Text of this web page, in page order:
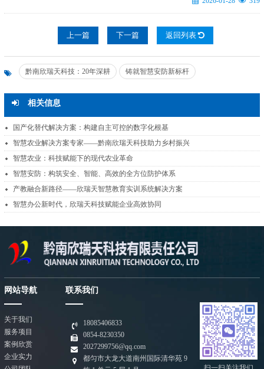
上一篇 下一篇 返回列表
黔南欣瑞天科技：20年深耕 铸就智慧安防新标杆
相关信息
国产化替代解决方案：构建自主可控的数字化根基
智慧农业解决方案专家——黔南欣瑞天科技助力乡村振兴
智慧农业：科技赋能下的现代农业革命
智慧安防：构筑安全、智能、高效的全方位防护体系
产教融合新路径——欣瑞天智慧教育实训系统解决方案
智慧办公新时代，欣瑞天科技赋能企业高效协同
网站导航
关于我们
服务项目
案例欣赏
企业实力
联系我们
18085406833
0854-8230350
2027299756@qq.com
都匀市大龙大道南州国际清华苑 9